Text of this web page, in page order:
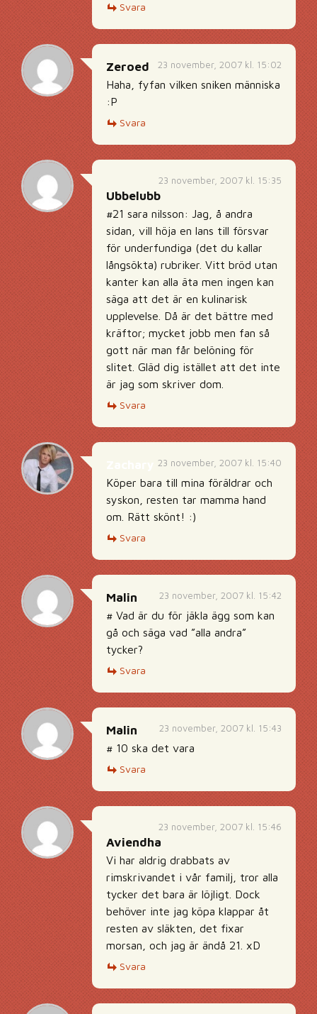
Svara
23 november, 2007 kl. 15:02
Zeroed
Haha, fyfan vilken sniken människa
:P
Svara
23 november, 2007 kl. 15:35
Ubbelubb
#21 sara nilsson: Jag, å andra
sidan, vill höja en lans till försvar
för underfundiga (det du kallar
långsökta) rubriker. Vitt bröd utan
kanter kan alla äta men ingen kan
säga att det är en kulinarisk
upplevelse. Då är det bättre med
kräftor; mycket jobb men fan så
gott när man får belöning för
slitet. Gläd dig istället att det inte
är jag som skriver dom.
Svara
23 november, 2007 kl. 15:40
Köper bara till mina föräldrar och
syskon, resten tar mamma hand
om. Rätt skönt! :)
Svara
23 november, 2007 kl. 15:42
Malin
# Vad är du för jäkla ägg som kan
gå och säga vad ”alla andra”
tycker?
Svara
23 november, 2007 kl. 15:43
Malin
# 10 ska det vara
Svara
23 november, 2007 kl. 15:46
Aviendha
Vi har aldrig drabbats av
rimskrivandet i vår familj, tror alla
tycker det bara är löjligt. Dock
behöver inte jag köpa klappar åt
resten av släkten, det fixar
morsan, och jag är ändå 21. xD
Svara